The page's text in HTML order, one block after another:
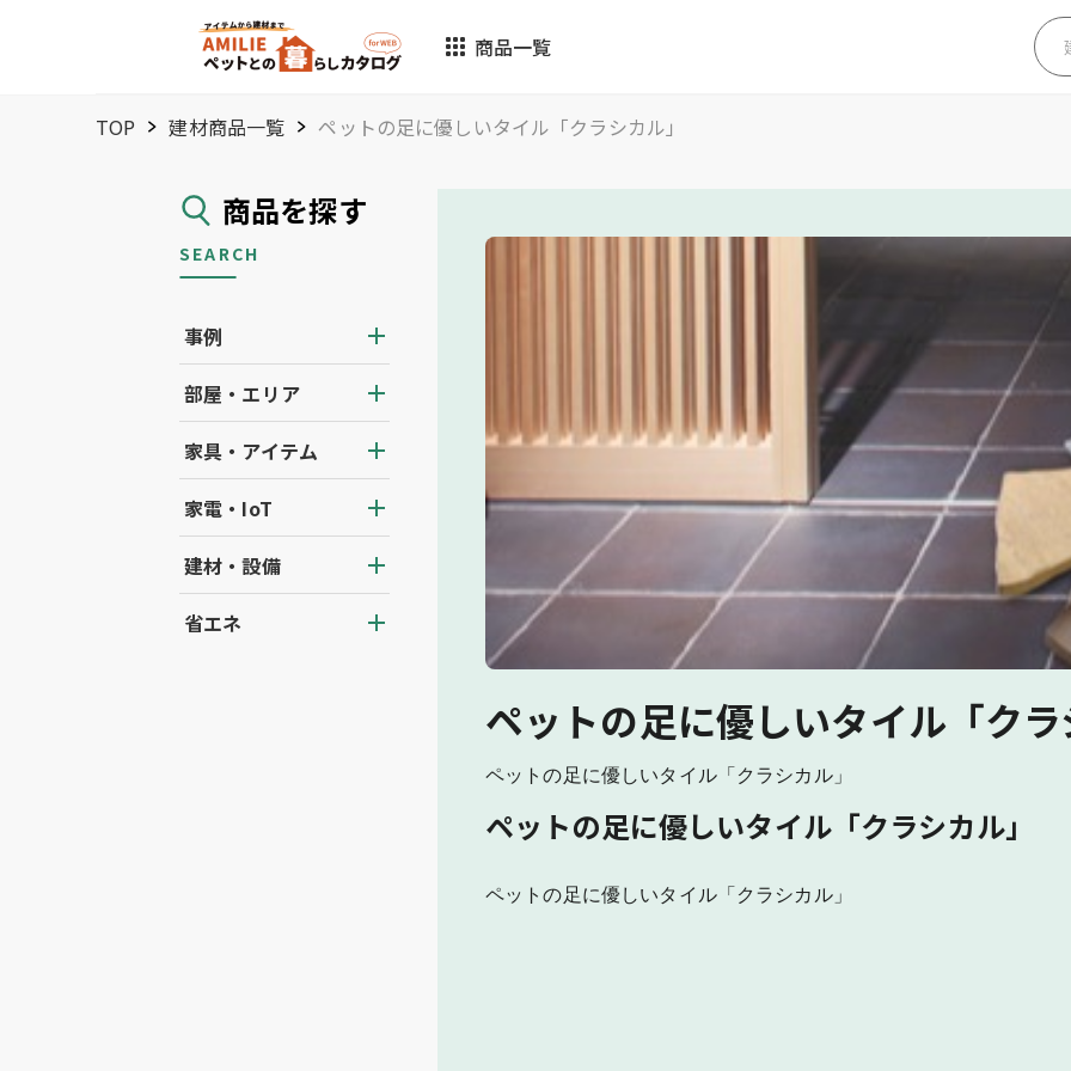
商品一覧
TOP 建材商品一覧 ペットの足に優しいタイル「クラシカル」
商品を探す
SEARCH
事例
部屋・エリア
家具・アイテム
家電・IoT
建材・設備
省エネ
ペットの足に優しいタイル「ク
ペットの足に優しいタイル「クラシカル」
ペットの足に優しいタイル「クラシカル」
ペットの足に優しいタイル「クラシカル」